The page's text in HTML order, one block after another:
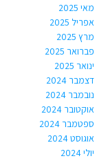
מאי 2025
אפריל 2025
מרץ 2025
פברואר 2025
ינואר 2025
דצמבר 2024
נובמבר 2024
אוקטובר 2024
ספטמבר 2024
אוגוסט 2024
יולי 2024